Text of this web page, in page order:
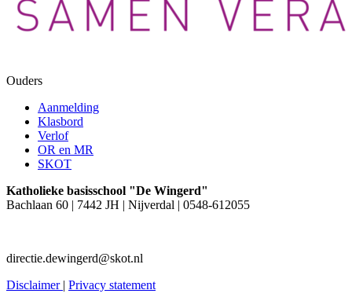
Ouders
Aanmelding
Klasbord
Verlof
OR en MR
SKOT
Katholieke basisschool "De Wingerd"
Bachlaan 60 | 7442 JH | Nijverdal | 0548-612055
directie.dewingerd@skot.nl
Disclaimer | Privacy statement